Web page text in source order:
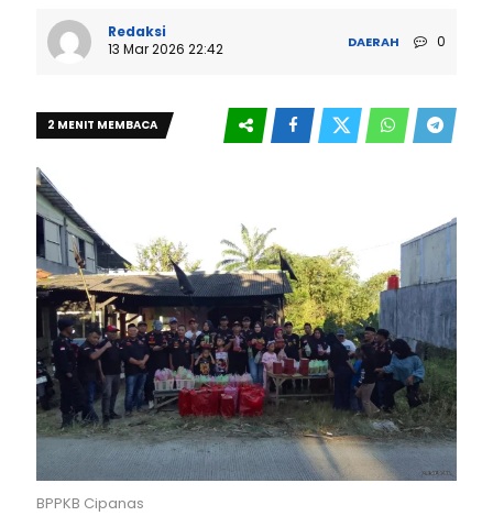
Redaksi
13 Mar 2026 22:42
DAERAH 0
2 MENIT MEMBACA
BPPKB Cipanas